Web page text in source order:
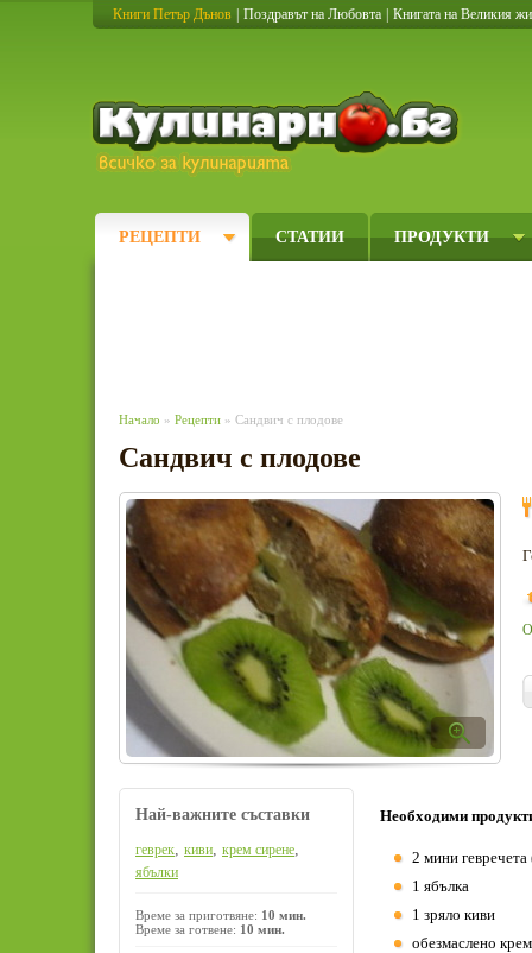
Книги Петър Дънов Поздравът на Любовта Книгата на Великия
РЕЦЕПТИ СТАТИИ ПРОДУКТИ
Начало » Рецепти » Сандвич с плодове
Сандвич с плодове
Необходими
2 мини
1 ябълка
1 зряло киви
обезмаслено
Най-важните съставки
геврек, киви, крем сирене,
ябълки
Време за приготвяне: 10 мин.
Време за готвене: 10 мин.